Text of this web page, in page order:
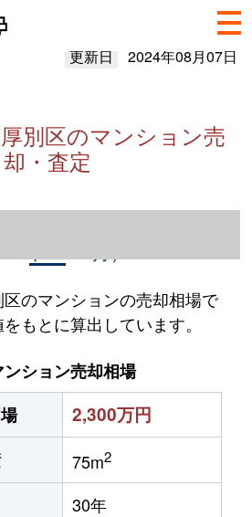
更新日 2024年08月07日
別区のマンション売
却・査定
のマンションの売却相場で
もとに算出しています。
ション売却相場
2,300万円
75m2
30年